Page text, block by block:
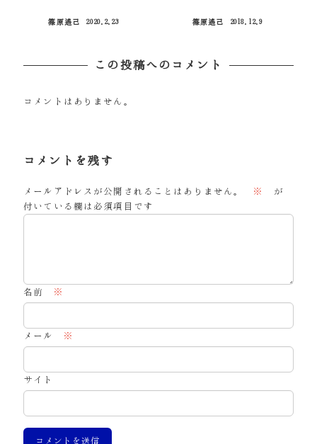
篠原遙己
2020.2.23
篠原遙己
2018.12.9
この投稿へのコメント
コメントはありません。
コメントを残す
メールアドレスが公開されることはありません。 ※
が
付いている欄は必須項目です
名前 ※
メール ※
サイト